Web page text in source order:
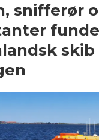
snifferør
skib